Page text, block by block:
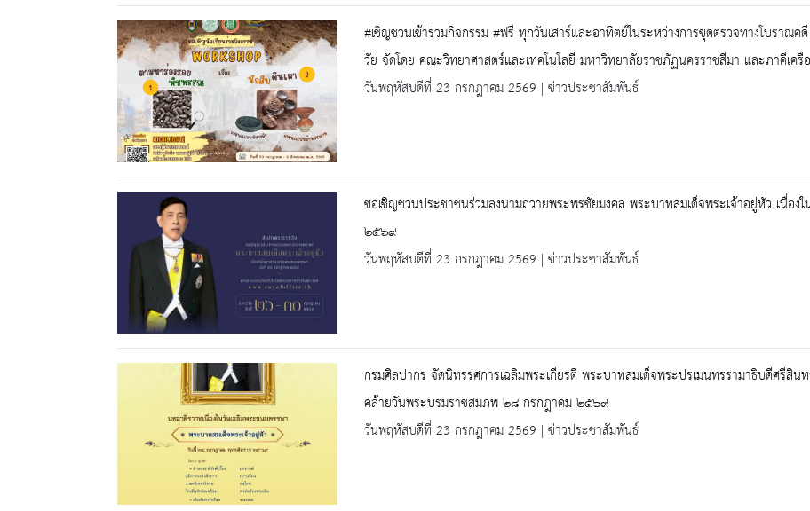
#เชิญชวนเข้าร่วมกิจกรรม #ฟรี ทุกวันเสาร์และอาทิตย์ในระหว่างการขุดตรวจทางโบราณ
วัย จัดโดย คณะวิทยาศาสตร์และเทคโนโลยี มหาวิทยาลัยราชภัฏนครราชสีมา และภาคีเครื
วันพฤหัสบดีที่ 23 กรกฎาคม 2569 | ข่าวประชาสัมพันธ์
ขอเชิญชวนประชาชนร่วมลงนามถวายพระพรชัยมงคล พระบาทสมเด็จพระเจ้าอยู่หัว เนื่อ
๒๕๖๙
วันพฤหัสบดีที่ 23 กรกฎาคม 2569 | ข่าวประชาสัมพันธ์
กรมศิลปากร จัดนิทรรศการเฉลิมพระเกียรติ พระบาทสมเด็จพระปรเมนทรรามาธิบดีศรีสิน
คล้ายวันพระบรมราชสมภพ ๒๘ กรกฎาคม ๒๕๖๙
วันพฤหัสบดีที่ 23 กรกฎาคม 2569 | ข่าวประชาสัมพันธ์